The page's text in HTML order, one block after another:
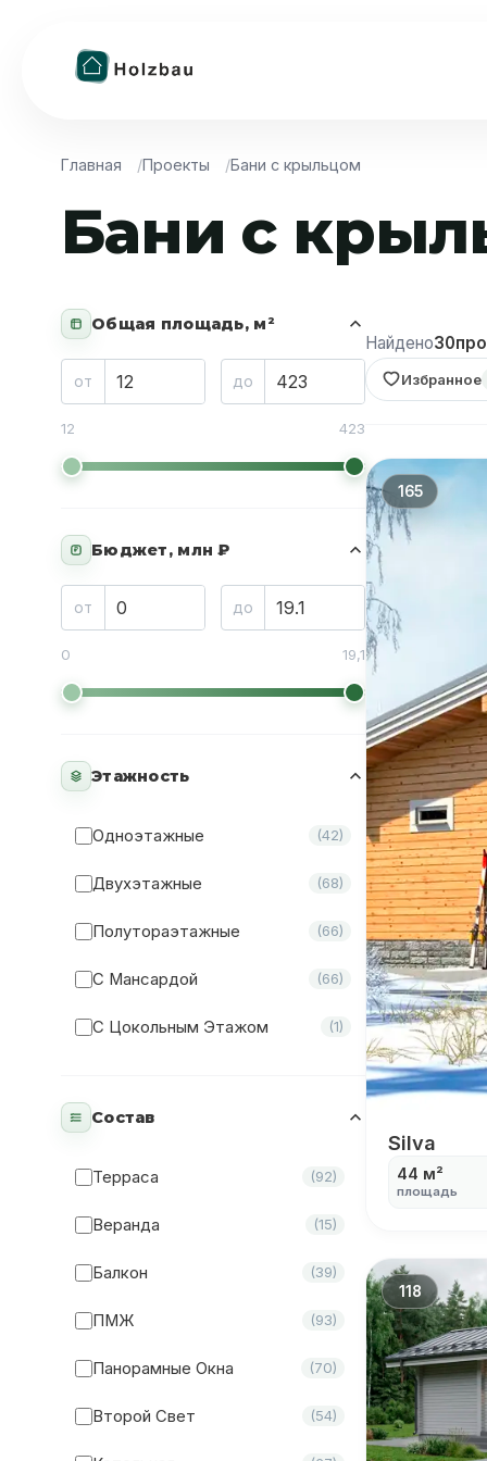
Главная Проекты Бани с крыльцом
Бани с
Общая площадь, м²
от до
12 423
₽ Бюджет, млн ₽
от до
0 19,1
Этажность
Одноэтажные (42)
Двухэтажные (68)
Полутораэтажные (66)
С Мансардой (66)
С Цокольным Этажом (1)
Состав
Терраса (92)
Веранда (15)
Балкон (39)
ПМЖ (93)
Панорамные Окна (70)
Второй Свет (54)
Найдено30
Избранное
165
Silva
Silva
44 м²
площадь
118